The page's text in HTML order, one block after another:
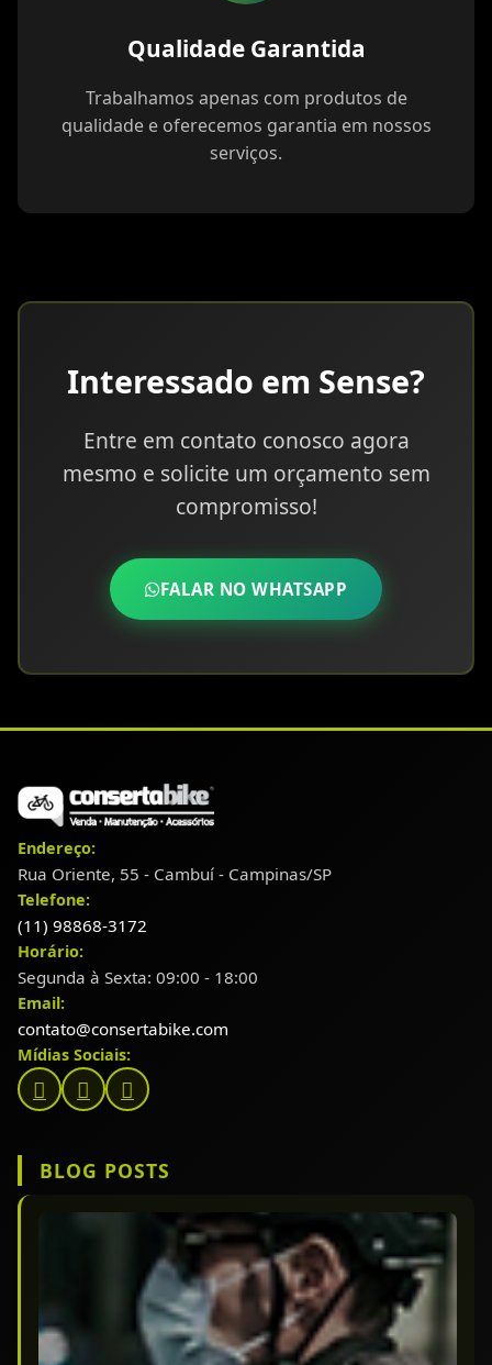
Qualidade Garantida
Trabalhamos apenas com produtos de
qualidade e oferecemos garantia em nossos
serviços.
Interessado em Sense?
Entre em contato conosco agora
mesmo e solicite um orçamento sem
compromisso!
FALAR NO WHATSAPP
Endereço:
Rua Oriente, 55 - Cambuí - Campinas/SP
Telefone:
(11) 98868-3172
Horário:
Segunda à Sexta: 09:00 - 18:00
Email:
contato@consertabike.com
Mídias Sociais:
BLOG POSTS